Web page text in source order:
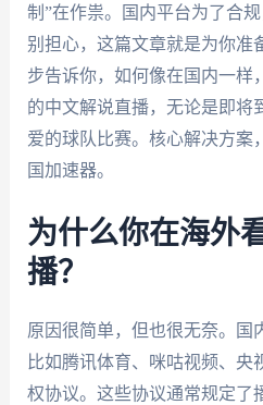
制”在作祟。国内平台为了合规
别担心，这篇文章就是为你准
步告诉你，如何像在国内一样
的中文解说直播，无论是即将
爱的球队比赛。核心解决方案
国加速器。
为什么你在海外
播？
原因很简单，但也很无奈。国
比如腾讯体育、咪咕视频、央
权协议。这些协议通常规定了